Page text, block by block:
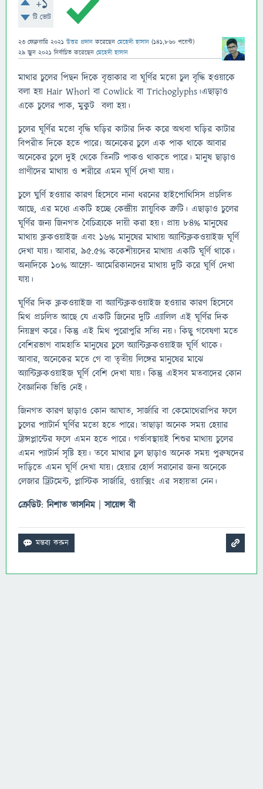
+1
টি ভোট
23 ফেব্রুয়ারি 2021 উত্তর প্রদান করেছেন মেহেদী হাসান (141,860 পয়েন্ট)
29 জুন 2021 নির্বাচিত করেছেন মেহেদী হাসান
মাথার চুলের পিছন দিকে বৃত্তাকার বা ঘূর্ণির মতো চুল বৃদ্ধি হওয়াকে
বলা হয় Hair Whorl বা Cowlick বা Trichoglyphs।এছাড়াও
একে চুলের পাক, মুকুট বলা হয়।
চুলের ঘূর্ণির মতো বৃদ্ধি ঘড়ির কাটার দিক করে অথবা ঘড়ির কাটার
বিপরীত দিকে হতে পারে৷ অনেকের চুলে এক পাক থাকে আবার
অনেকের চুলে দুই থেকে তিনটি পাকও থাকতে পারে। মানুষ ছাড়াও
প্রাণীদের মাথায় ও শরীরে এমন ঘূর্ণি দেখা যায়।
চুলে ঘুর্ণি হওয়ার কারণ হিসেবে নানা ধরনের হাইপোথিসিস প্রচলিত
আছে, এর মধ্যে একটি হচ্ছে কেন্দ্রীয় স্নায়ুবিক ত্রুটি। এছাড়াও চুলের
ঘূর্ণির জন্য জিনগত বৈচিত্র্যকে দায়ী করা হয়। প্রায় ৮৪% মানুষের
মাথায় ক্লকওয়াইজ এবং ১৬% মানুষের মাথায় অ্যান্টিক্লকওয়াইজ ঘূর্ণি
দেখা যায়। আবার, ৯৫.৫% ককেশীয়দের মাথায় একটি ঘূর্ণি থাকে।
অন্যদিকে ১০% আফ্রো- আমেরিকানদের মাথায় দুটি করে ঘূর্ণি দেখা
যায়।
ঘূর্ণির দিক ক্লকওয়াইজ বা অ্যান্টিক্লকওয়াইজ হওয়ার কারণ হিসেবে
মিথ প্রচলিত আছে যে একটি জিনের দুটি এ্যালিল এই ঘূর্ণির দিক
নিয়ন্ত্রণ করে। কিন্তু এই মিথ পুরোপুরি সত্যি নয়। কিছু গবেষণা মতে
বেশিরভাগ বামহাতি মানুষের চুলে অ্যান্টিক্লকওয়াইজ ঘূর্ণি থাকে।
আবার, অনেকের মতে গে বা তৃতীয় লিঙ্গের মানুষের মাঝে
অ্যান্টিক্লকওয়াইজ ঘূর্ণি বেশি দেখা যায়। কিন্তু এইসব মতবাদের কোন
বৈজ্ঞানিক ভিত্তি নেই।
জিনগত কারণ ছাড়াও কোন আঘাত, সার্জারি বা কেমোথেরাপির ফলে
চুলের প্যাটার্ন ঘূর্ণির মতো হতে পারে৷ তাছাড়া অনেক সময় হেয়ার
ট্রান্সপ্লান্টের ফলে এমন হতে পারে। গর্ভাবস্থায়ই শিশুর মাথায় চুলের
এমন প্যাটার্ন সৃষ্টি হয়। তবে মাথার চুল ছাড়াও অনেক সময় পুরুষদের
দাড়িতে এমন ঘূর্ণি দেখা যায়৷ হেয়ার হোর্ল সরানোর জন্য অনেকে
লেজার ট্রিটমেন্ট, প্লাস্টিক সার্জারি, ওয়াক্সিং এর সহায়তা নেন।
ক্রেডিট:নিশাত তাসনিম|সায়েন্স বী